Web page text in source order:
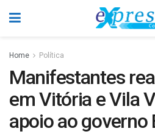
Home Política
Manifestantes
em Vitória e Vila
apoio ao governo